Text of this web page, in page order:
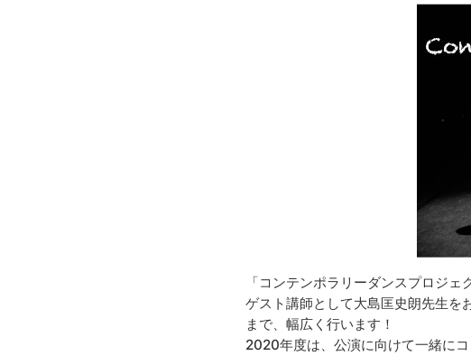
「コンテンポラリーダンスプロジェ
ゲスト講師として大島匡史朗先生を
まで、幅広く行います！
2020年度は、公演に向けて一緒に